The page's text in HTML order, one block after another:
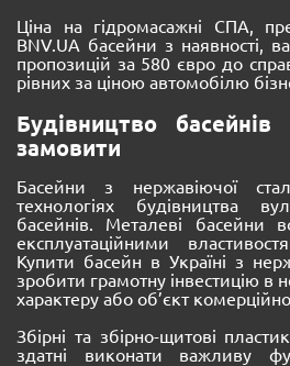
Ціна на гідромасажні СПА,
BNV.UA басейни з наявності,
пропозицій за 580 євро до
рівних за ціною автомобілю
Будівництво
замовити
Басейни з нержавіючої
технологіях будівництва
басейнів. Металеві басейни
експлуатаційними
Купити басейн в Україні з
зробити грамотну інвестицію в
характеру або об’єкт
Збірні та збірно-щитові
здатні виконати важливу